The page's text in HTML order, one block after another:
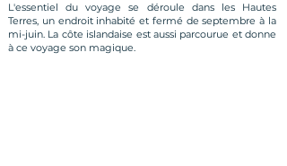
L'essentiel du voyage se déroule dans les Hautes
Terres, un endroit inhabité et fermé de septembre à la
mi-juin. La côte islandaise est aussi parcourue et donne
à ce voyage son magique.